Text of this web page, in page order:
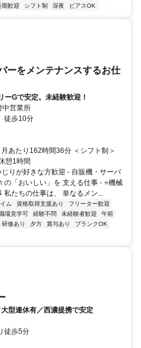
期歓迎 シフト制 深夜 ピアスOK
ーをメンテナンスするお仕
Gで安定。未経験歓迎！
営業所
徒歩10分
あたり162時間36分 ＜シフト制＞
憩1時間
りが好きな方歓迎 - 自販機・サーバ
「おいしい」を 支える仕事 - ⭐機械
私たちの仕事は、 単なるメン...
ム 資格取得支援あり
フリーター歓迎
場見学可 経験不問 未経験者歓迎
午前
研修あり 夕方 賞与あり
ブランクOK
型連休有／西濃提携で安定
徒歩5分